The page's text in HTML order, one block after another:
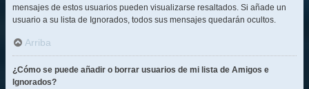
mensajes de estos usuarios pueden visualizarse resaltados. Si añade un
usuario a su lista de Ignorados, todos sus mensajes quedarán ocultos.
Arriba
¿Cómo se puede añadir o borrar usuarios de mi lista de Amigos e
Ignorados?